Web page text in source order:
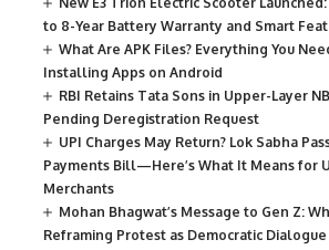
to 8-Year Battery Warranty and Smart
What Are APK Files? Everything You
Installing Apps on Android
RBI Retains Tata Sons in Upper-Layer
Pending Deregistration Request
UPI Charges May Return? Lok Sabha
Payments Bill—Here’s What It Means for
Merchants
Mohan Bhagwat’s Message to Gen Z:
Reframing Protest as Democratic Dialogue